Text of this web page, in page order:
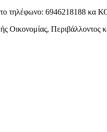
στο τηλέφωνο: 6946218188
Οικονομίας,